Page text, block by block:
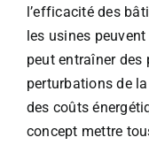
l’efficacité des
les usines
peut entraîner des
perturbations de
des coûts
concept mettre